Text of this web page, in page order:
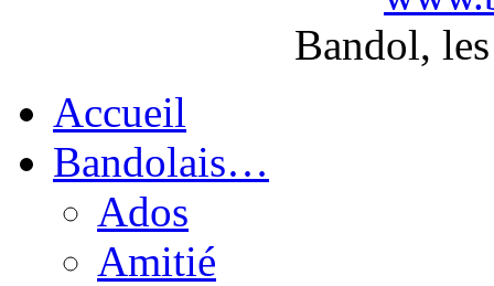
Bandol,
Accueil
Bandolais…
Ados
Amitié